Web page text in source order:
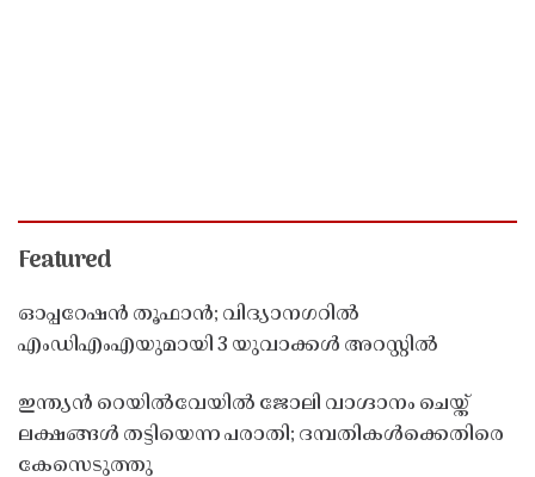
Featured
ഓപ്പറേഷൻ തൂഫാൻ; വിദ്യാനഗറിൽ
എംഡിഎംഎയുമായി 3 യുവാക്കൾ അറസ്റ്റിൽ
ഇന്ത്യൻ റെയിൽവേയിൽ ജോലി വാഗ്ദാനം ചെയ്ത്
ലക്ഷങ്ങൾ തട്ടിയെന്ന പരാതി; ദമ്പതികൾക്കെതിരെ
കേസെടുത്തു